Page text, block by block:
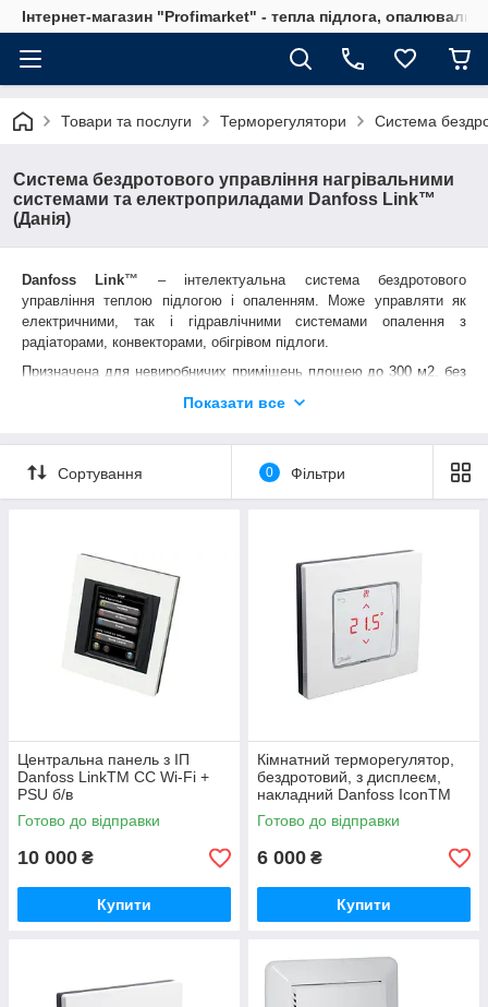
Інтернет-магазин "Profimarket" - тепла підлога,
Товари та послуги Терморегулятори Система
Система бездротового управління нагрівальними
системами та електроприладами Danfoss Link™
(Данія)
Danfoss Link™ – інтелектуальна система бездротового
управління теплою підлогою і опаленням. Може управляти як
електричними, так і гідравлічними системами опалення з
радіаторами, конвекторами, обігрівом підлоги.
Призначена для невиробничих приміщень площею до 300 м2, без
перекриттів, металізованої тепло/звукоізоляції, радіоапаратури,
Основою системи є центральна сенсорна панель, яка контролює
опалювальними приладами через бездротові пристрої керування.
Це дозволяє управляти різними системами з одного зручного
Базові можливості: покімнатне управління температурою і
розкладом електричних систем обігріву підлоги, повного опалення
через підлога, опалення електроконвекторами, а також
гідравлічними системами опалення: як через підлогу, так і за
допомогою радіаторів. Система дозволяє об'єднувати кімнати у
режимів «Комфорт», «Пауза», «Відпустка» і т. д.
Показати все
Сортування 0 Фільтри
Центральна панель з ІП
Danfoss LinkTM СС Wi-Fi +
PSU б/в
Готово до відправки
10 000 ₴
Купити
Кімнатний терморегулятор,
бездротовий, з дисплеєм,
накладний Danfoss IconTM
RT
Готово до відправки
6 000 ₴
Купити